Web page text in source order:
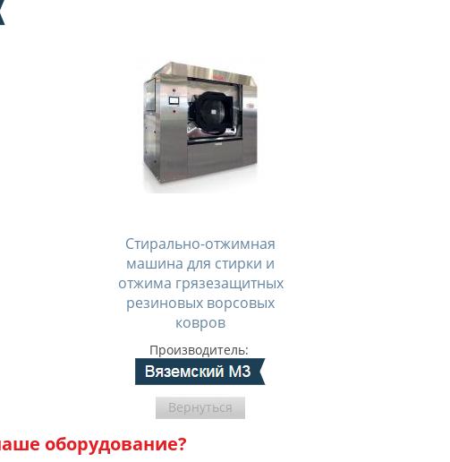
Стирально-отжимная
машина для стирки и
отжима грязезащитных
резиновых ворсовых
ковров
Производитель:
Вернуться
оборудование?